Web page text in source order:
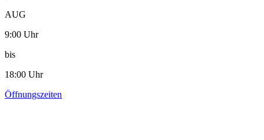
AUG
9:00 Uhr
bis
18:00 Uhr
Öffnungszeiten